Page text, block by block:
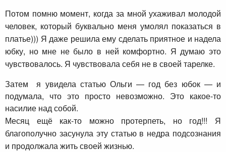
Потом помню момент, когда за мной ухаживал молодой
человек, который буквально меня умолял показаться в
платье))) Я даже решила ему сделать приятное и надела
юбку, но мне не было в ней комфортно. Я думаю это
чувствовалось. Я чувствовала себя не в своей тарелке.
Затем я увидела статью Ольги — год без юбок — и
подумала, что это просто невозможно. Это какое-то
насилие над собой.
Месяц ещё как-то можно протерпеть, но год!!! Я
благополучно засунула эту статью в недра подсознания
и продолжала жить своей жизнью.